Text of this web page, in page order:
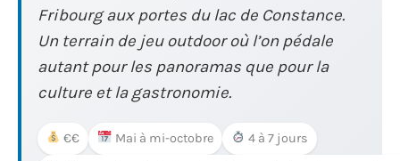
Fribourg aux portes du lac de Constance.
Un terrain de jeu outdoor où l’on pédale
autant pour les panoramas que pour la
culture et la gastronomie.
€€ Mai à mi-octobre 4 à 7 jours